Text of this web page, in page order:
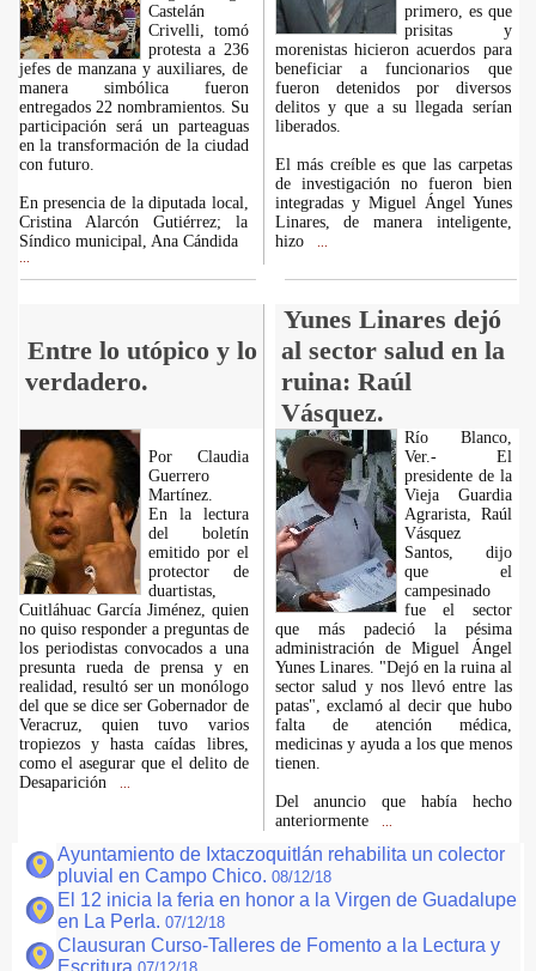
Castelán
Crivelli, tomó
protesta a 236
jefes de manzana y auxiliares, de
manera simbólica fueron
entregados 22 nombramientos. Su
participación será un parteaguas
en la transformación de la ciudad
con futuro.
En presencia de la diputada local,
Cristina Alarcón Gutiérrez; la
Síndico municipal, Ana Cándida
primero, es que
prisitas y
morenistas hicieron acuerdos para
beneficiar a funcionarios que
fueron detenidos por diversos
delitos y que a su llegada serían
liberados.
El más creíble es que las carpetas
de investigación no fueron bien
integradas y Miguel Ángel Yunes
Linares, de manera inteligente,
hizo
Entre lo utópico y lo
verdadero.
Yunes Linares dejó
al sector salud en la
ruina: Raúl
Vásquez.
Por Claudia
Guerrero
Martínez.
En la lectura
del boletín
emitido por el
protector de
duartistas,
Cuitláhuac García Jiménez, quien
no quiso responder a preguntas de
los periodistas convocados a una
presunta rueda de prensa y en
realidad, resultó ser un monólogo
del que se dice ser Gobernador de
Veracruz, quien tuvo varios
tropiezos y hasta caídas libres,
como el asegurar que el delito de
Desaparición
Río Blanco,
Ver.- El
presidente de la
Vieja Guardia
Agrarista, Raúl
Vásquez
Santos, dijo
que el
campesinado
fue el sector
que más padeció la pésima
administración de Miguel Ángel
Yunes Linares. "Dejó en la ruina al
sector salud y nos llevó entre las
patas", exclamó al decir que hubo
falta de atención médica,
medicinas y ayuda a los que menos
tienen.
Del anuncio que había hecho
anteriormente
Ayuntamiento de Ixtaczoquitlán rehabilita un colector
pluvial en Campo Chico. 08/12/18
El 12 inicia la feria en honor a la Virgen de Guadalupe
en La Perla. 07/12/18
Clausuran Curso-Talleres de Fomento a la Lectura y
Escritura